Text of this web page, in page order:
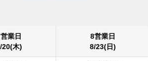
業日
20(木)
8営業日
8/23(日)